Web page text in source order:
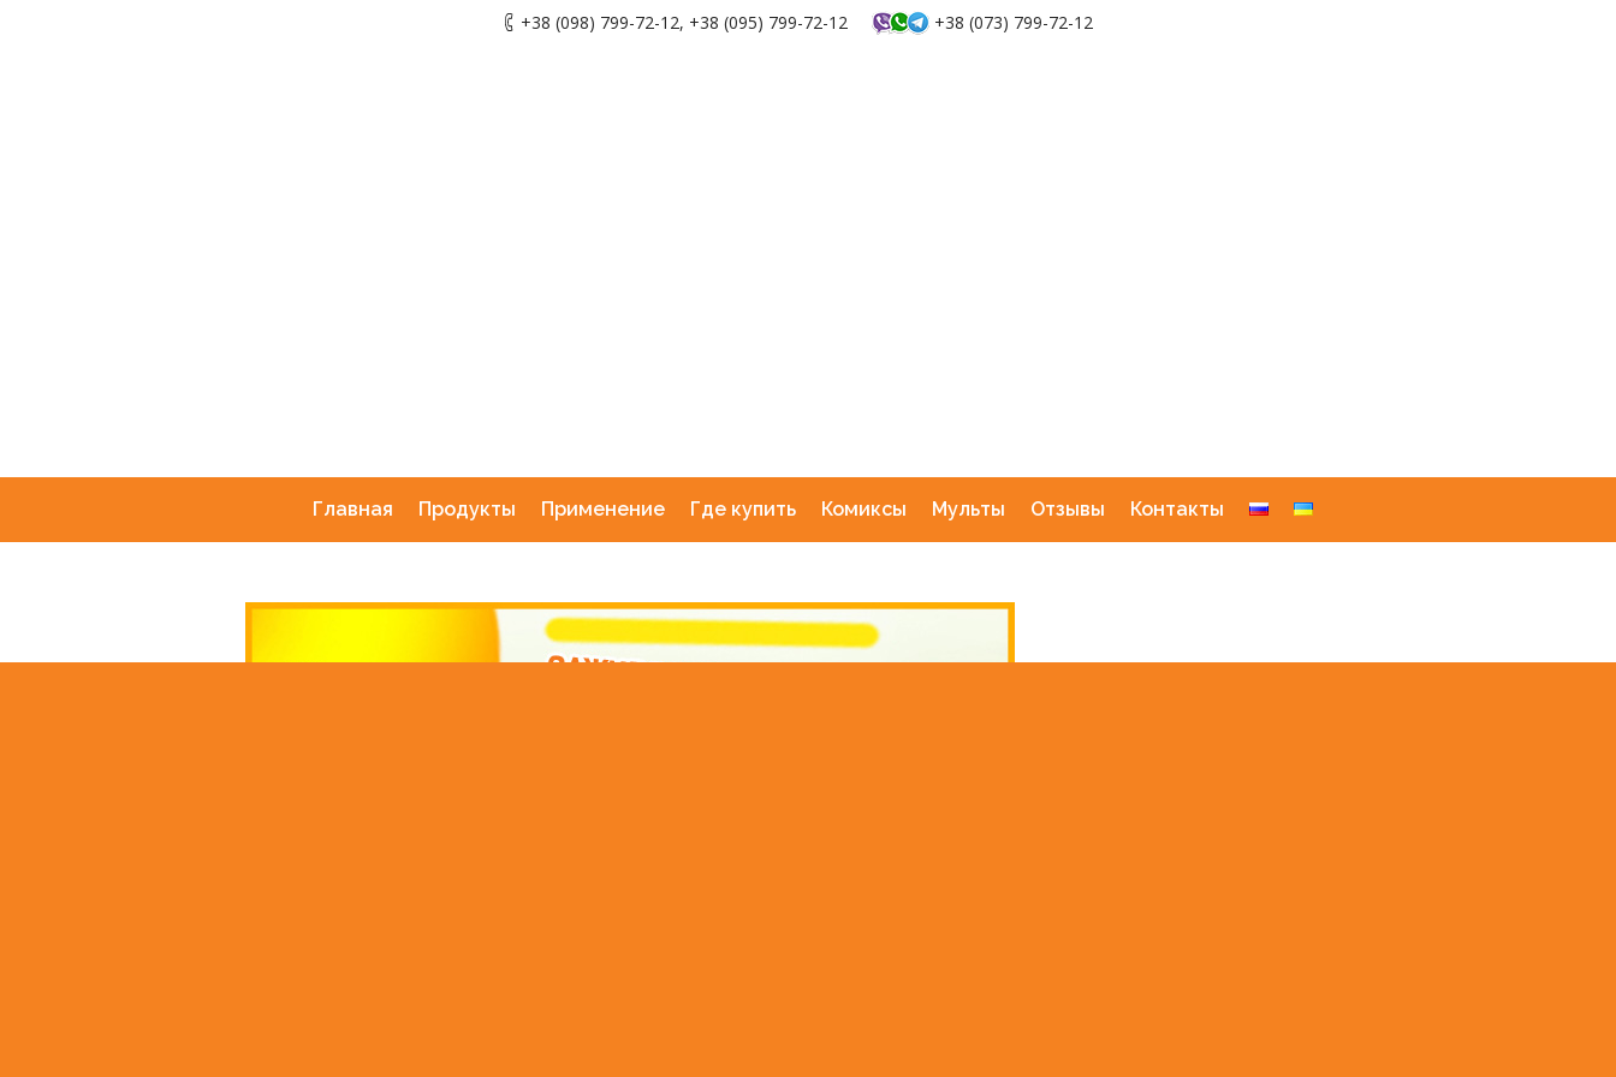
+38 (098) 799-72-12, +38 (095) 799-72-12 +38 (073) 799-72-12
Главная Продукты Применение Где купить Комиксы Мульты Отзывы Контакты